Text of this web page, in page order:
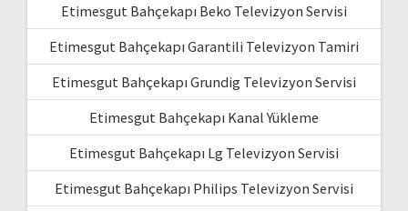
Etimesgut Bahçekapı Beko Televizyon Servisi
Etimesgut Bahçekapı Garantili Televizyon Tamiri
Etimesgut Bahçekapı Grundig Televizyon Servisi
Etimesgut Bahçekapı Kanal Yükleme
Etimesgut Bahçekapı Lg Televizyon Servisi
Etimesgut Bahçekapı Philips Televizyon Servisi